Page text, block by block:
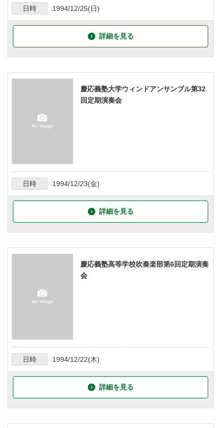
日時 1994/12/25(日)
詳細を見る
慶応義塾大学ウィンドアンサンブル第32
回定期演奏会
日時 1994/12/23(金)
詳細を見る
慶応義塾高等学校吹奏楽部第6回定期演奏
会
日時 1994/12/22(木)
詳細を見る